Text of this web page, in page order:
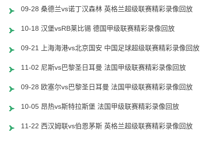
09-28 桑德兰vs诺丁汉森林 英格兰超级联赛精彩录像回放
10-18 汉堡vsRB莱比锡 德国甲级联赛精彩录像回放
09-21 上海海港vs北京国安 中国足球超级联赛精彩录像回放
11-02 尼斯vs巴黎圣日耳曼 法国甲级联赛精彩录像回放
09-28 欧塞尔vs巴黎圣日耳曼 法国甲级联赛精彩录像回放
10-05 昂热vs斯特拉斯堡 法国甲级联赛精彩录像回放
11-22 西汉姆联vs伯恩茅斯 英格兰超级联赛精彩录像回放